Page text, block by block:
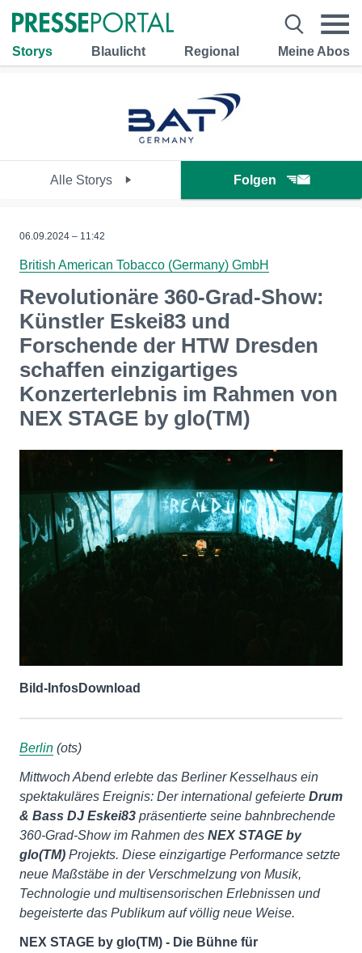
Storys Blaulicht Regional Meine Abos
Alle Storys Folgen
06.09.2024 – 11:42
British American Tobacco (Germany) GmbH
Revolutionäre 360-Grad-Show:
Künstler Eskei83 und
Forschende der HTW Dresden
schaffen einzigartiges
Konzerterlebnis im Rahmen von
NEX STAGE by glo(TM)
Bild-InfosDownload
Berlin (ots)
Mittwoch Abend erlebte das Berliner Kesselhaus ein
spektakuläres Ereignis: Der international gefeierte Drum
& Bass DJ Eskei83 präsentierte seine bahnbrechende
360-Grad-Show im Rahmen des NEX STAGE by
glo(TM) Projekts. Diese einzigartige Performance setzte
neue Maßstäbe in der Verschmelzung von Musik,
Technologie und multisensorischen Erlebnissen und
begeisterte das Publikum auf völlig neue Weise.
NEX STAGE by glo(TM) - Die Bühne für